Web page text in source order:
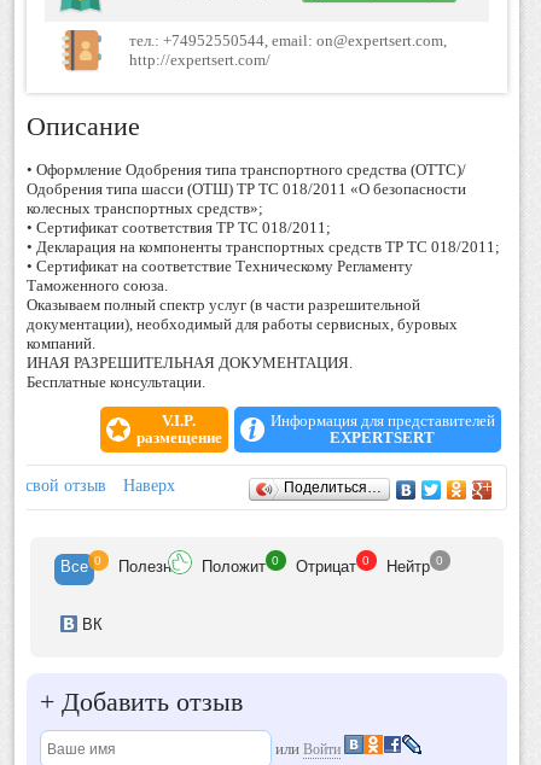
тел.: +74952550544, email: on@expertsert.com,
http://expertsert.com/
Описание
• Оформление Одобрения типа транспортного средства (ОТТС)/
Одобрения типа шасси (ОТШ) ТР ТС 018/2011 «О безопасности
колесных транспортных средств»;
• Сертификат соответствия ТР ТС 018/2011;
• Декларация на компоненты транспортных средств ТР ТС 018/2011;
• Сертификат на соответствие Техническому Регламенту
Таможенного союза.
Оказываем полный спектр услуг (в части разрешительной
документации), необходимый для работы сервисных, буровых
компаний.
ИНАЯ РАЗРЕШИТЕЛЬНАЯ ДОКУМЕНТАЦИЯ.
Бесплатные консультации.
V.I.P.
размещение
Информация для представителей
EXPERTSERT
Отзывы
свой отзыв Наверх Поделиться…
Все 0 Полезн Положит 0 Отрицат 0 Нейтр 0
ВК
+ Добавить отзыв
или Войти